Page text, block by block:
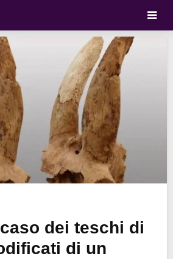
dei teschi di
di un